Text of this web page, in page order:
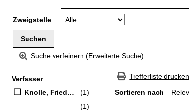
Zweigstelle
Suche verfeinern (Erweiterte Suche)
Suchfilter
Verfasser
Knolle, Friedhart (Verfasser)
(1)
(1)
Trefferliste drucken
Sortieren nach